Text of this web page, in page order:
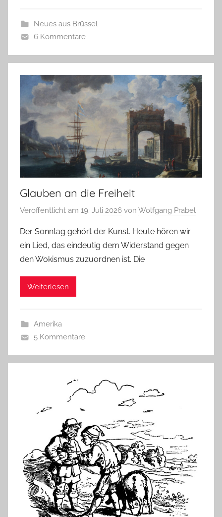
Neues aus Brüssel
6 Kommentare
Glauben an die Freiheit
Veröffentlicht am 19. Juli 2026 von Wolfgang Prabel
Der Sonntag gehört der Kunst. Heute hören wir
ein Lied, das eindeutig dem Widerstand gegen
den Wokismus zuzuordnen ist. Die
Weiterlesen
Amerika
5 Kommentare